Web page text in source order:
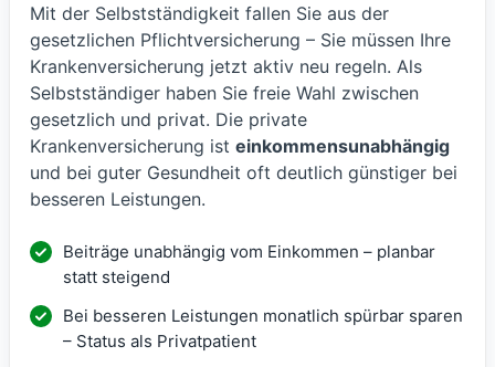
Mit der Selbstständigkeit fallen Sie aus der
gesetzlichen Pflichtversicherung – Sie müssen Ihre
Krankenversicherung jetzt aktiv neu regeln. Als
Selbstständiger haben Sie freie Wahl zwischen
gesetzlich und privat. Die private
Krankenversicherung ist einkommensunabhängig
und bei guter Gesundheit oft deutlich günstiger bei
besseren Leistungen.
Beiträge unabhängig vom Einkommen – planbar
statt steigend
Bei besseren Leistungen monatlich spürbar sparen
– Status als Privatpatient